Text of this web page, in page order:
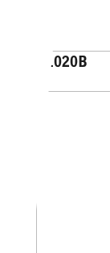
A1020B